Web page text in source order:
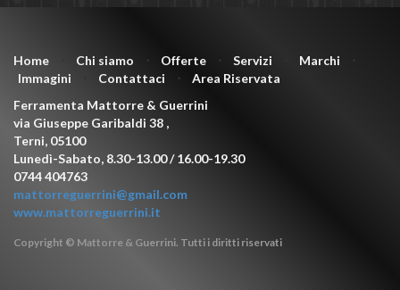
Home Chi siamo ⋅ Offerte ⋅ Servizi Marchi
Immagini
Contattaci ⋅
Area Riservata
Ferramenta Mattorre & Guerrini
via Giuseppe Garibaldi 38 ,
Terni, 05100
Lunedì-Sabato, 8.30-13.00 / 16.00-19.30
0744 404763
mattorreguerrini@gmail.com
www.mattorreguerrini.it
Copyright © Mattorre & Guerrini. Tutti i diritti riservati